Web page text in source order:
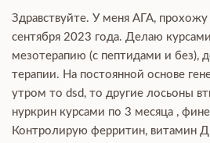
Здравствуйте. У меня АГА,
сентября 2023 года. Делаю
мезотерапию (с пептидами и без),
терапии. На постоянной основе
утром то dsd, то другие лосьоны
нуркрин курсами по 3 месяца ,
Контролирую ферритин, витамин